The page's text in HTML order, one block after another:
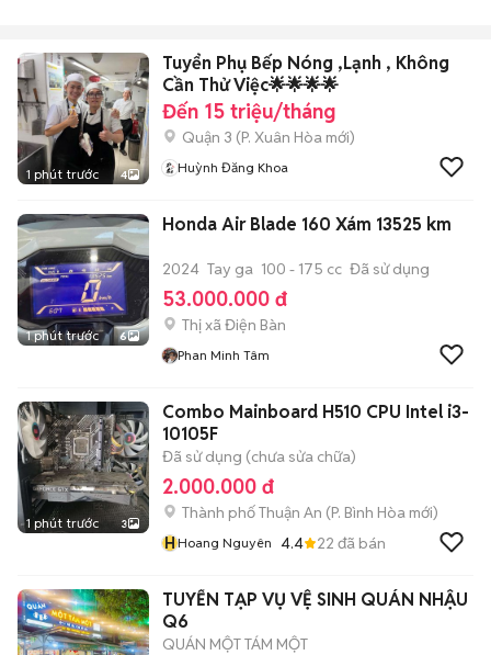
1 phút trước 4
Tuyển Phụ Bếp Nóng ,Lạnh , Không
Cần Thử Việc🌟🌟🌟🌟
Đến 15 triệu/tháng
Quận 3 (P. Xuân Hòa mới)
Huỳnh Đăng Khoa
1 phút trước 6
Honda Air Blade 160 Xám 13525 km
2024 Tay ga 100 - 175 cc Đã sử dụng
53.000.000 đ
Thị xã Điện Bàn
Phan Minh Tâm
1 phút trước 3
Combo Mainboard H510 CPU Intel i3-
10105F
Đã sử dụng (chưa sửa chữa)
2.000.000 đ
Thành phố Thuận An (P. Bình Hòa mới)
HHoang Nguyên 4.4 22 đã bán
TUYỂN TẠP VỤ VỆ SINH QUÁN NHẬU
Q6
QUÁN MỘT TÁM MỘT